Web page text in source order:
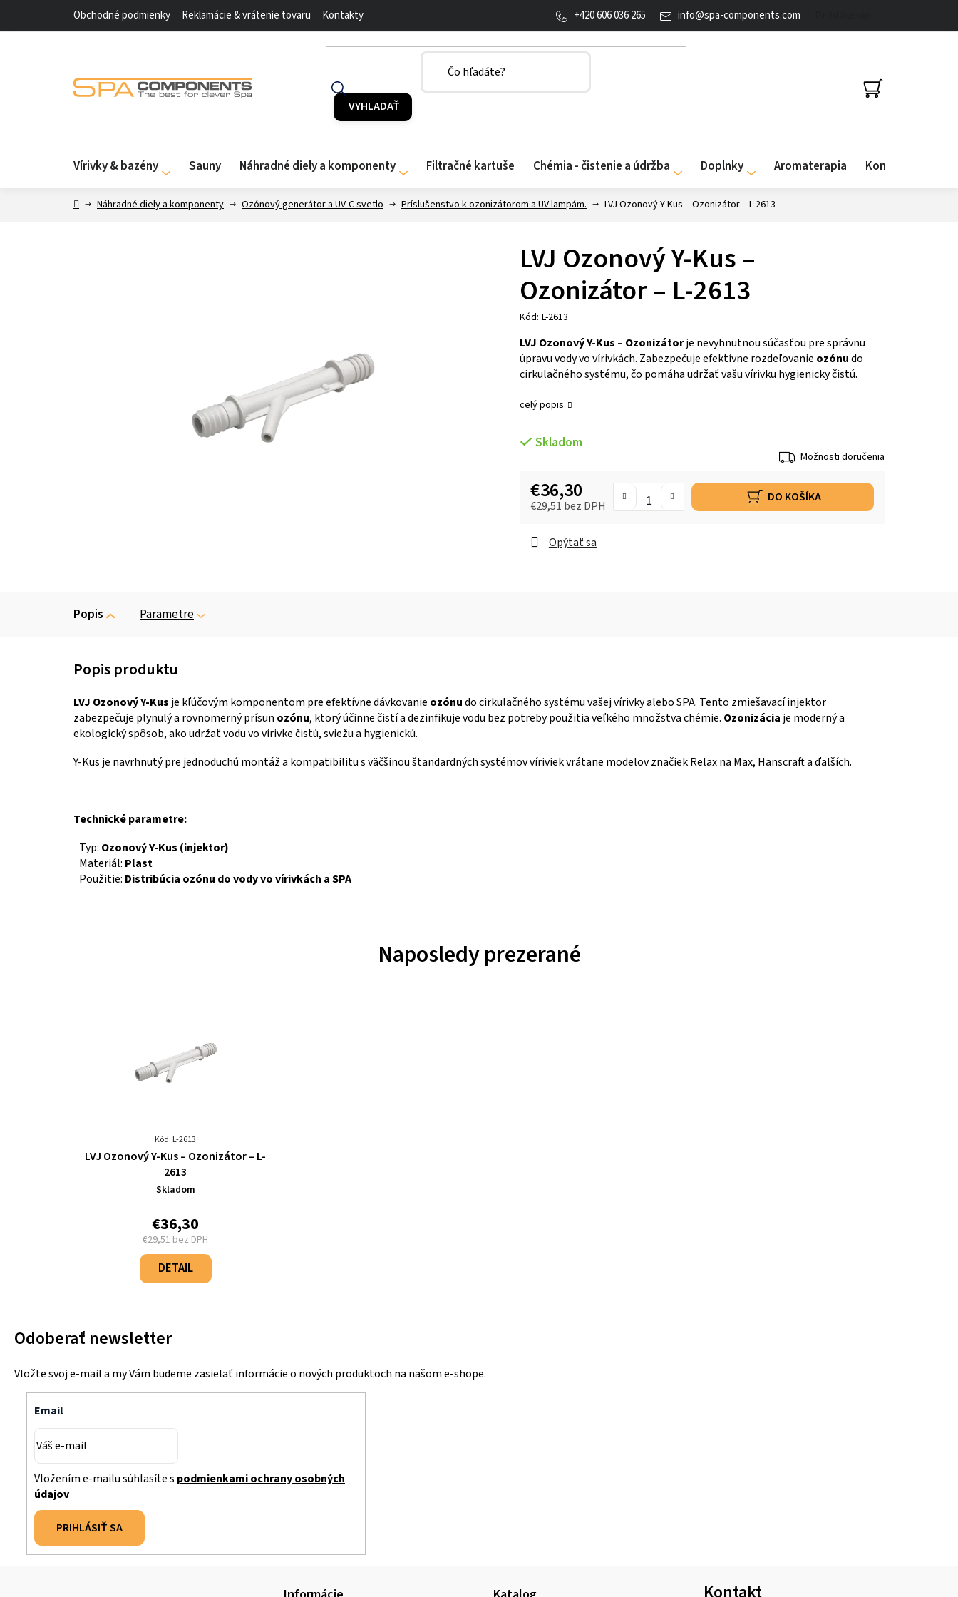
Obchodné podmienky Reklamácie & vrátenie tovaru Kontakty info@spa-components.com
+420 606 036 265
NÁKUPNÝ
KOŠÍK
Vírivky & bazény Sauny Náhradné diely a komponenty Filtračné kartuše Chémia - čistenie a údržba Doplnky Aromaterapia Kontakty
DomovNáhradné diely a komponenty Ozónový generátor a UV-C svetlo Príslušenstvo k ozonizátorom a UV lampám. LVJ Ozonový Y-Kus – Ozonizátor – L-2613
LVJ Ozonový Y-Kus –
Ozonizátor – L-2613
Kód: L-2613
LVJ Ozonový Y-Kus – Ozonizátorje nevyhnutnou súčasťou pre správnu
úpravu vody vo vírivkách. Zabezpečuje efektívne rozdeľovanie ozónudo
cirkulačného systému, čo pomáha udržať vašu vírivku hygienicky čistú.
celý popis
Skladom
Možnosti doručenia
€36,30
€29,51 bez DPH
DO KOŠÍKA
Opýtať sa
Popis Parametre
LVJ Ozonový Y-Kus je kľúčovým komponentom pre efektívne dávkovanie ozónudo cirkulačného systému vašej vírivky alebo SPA. Tento zmiešavací injektor
zabezpečuje plynulý a rovnomerný prísun ozónu, ktorý účinne čistí a dezinfikuje vodu bez potreby použitia veľkého množstva chémie. Ozonizácia je moderný a
ekologický spôsob, ako udržať vodu vo vírivke čistú, sviežu a hygienickú.
Y-Kus je navrhnutý pre jednoduchú montáž a kompatibilitu s väčšinou štandardných systémov víriviek vrátane modelov značiek Relax na Max, Hanscraft a ďalších.
Technické parametre:
Typ: Ozonový Y-Kus (injektor)
Materiál: Plast
Použitie: Distribúcia ozónu do vody vo vírivkách a SPA
Naposledy prezerané
Kód: L-2613
LVJ Ozonový Y-Kus – Ozonizátor – L-
2613
Skladom
€36,30
€29,51 bez DPH
Jednotková
cena:
DETAIL
Odoberať newsletter
Vložte svoj e-mail a my Vám budeme zasielať informácie o nových produktoch na našom e-shope.
Email
Vložením e-mailu súhlasíte s podmienkami ochrany osobných
údajov
PRIHLÁSIŤ SA